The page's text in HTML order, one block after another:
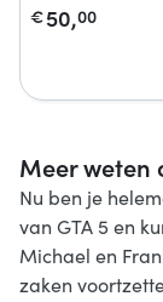
€50,00
Meer weten
Nu ben je
van GTA 5 en
Michael en
zaken